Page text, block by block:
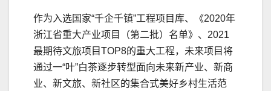
作为入选国家“千企千镇”工程项⽬库、《2020年
浙江省重大产业项目（第二批）名单》、2021
最期待文旅项目TOP8的重大工程，未来项目将
通过一“叶”白茶逐步转型面向未来新产业、新商
业、新文旅、新社区的集合式美好乡村生活范